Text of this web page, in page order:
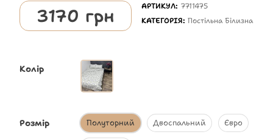
3170 грн АРТИКУЛ: 7711475
КАТЕГОРІЯ:Постільна Білизна
Колір
Розмір Полуторний Двоспальний Євро